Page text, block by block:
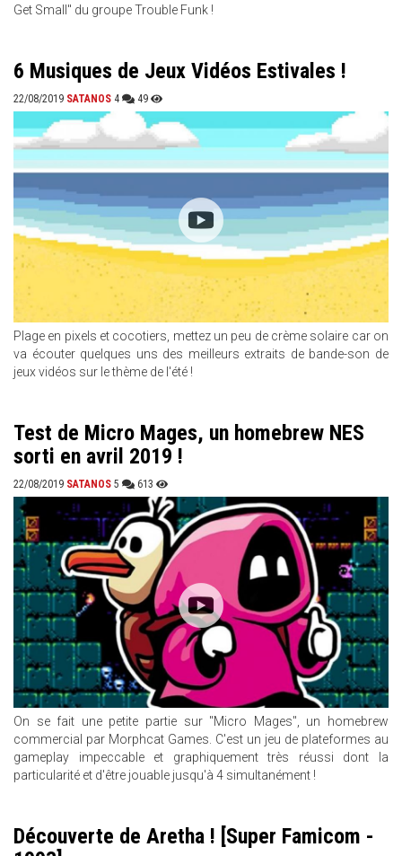
Get Small" du groupe Trouble Funk !
6 Musiques de Jeux Vidéos Estivales !
22/08/2019 SATANOS 4 49
Plage en pixels et cocotiers, mettez un peu de crème solaire car on
va écouter quelques uns des meilleurs extraits de bande-son de
jeux vidéos sur le thème de l'été !
Test de Micro Mages, un homebrew NES
sorti en avril 2019 !
22/08/2019 SATANOS 5 613
On se fait une petite partie sur "Micro Mages", un homebrew
commercial par Morphcat Games. C'est un jeu de plateformes au
gameplay impeccable et graphiquement très réussi dont la
particularité et d'être jouable jusqu'à 4 simultanément !
Découverte de Aretha ! [Super Famicom -